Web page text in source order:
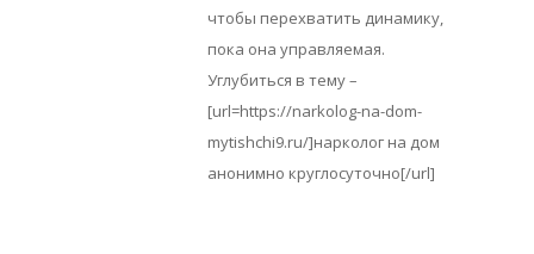
чтобы перехватить динамику,
пока она управляемая.
Углубиться в тему –
[url=https://narkolog-na-dom-
mytishchi9.ru/]нарколог на дом
анонимно круглосуточно[/url]